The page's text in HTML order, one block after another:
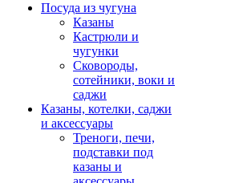
Посуда из чугуна
Казаны
Кастрюли и
чугунки
Сковороды,
сотейники, воки и
саджи
Казаны, котелки, саджи
и аксессуары
Треноги, печи,
подставки под
казаны и